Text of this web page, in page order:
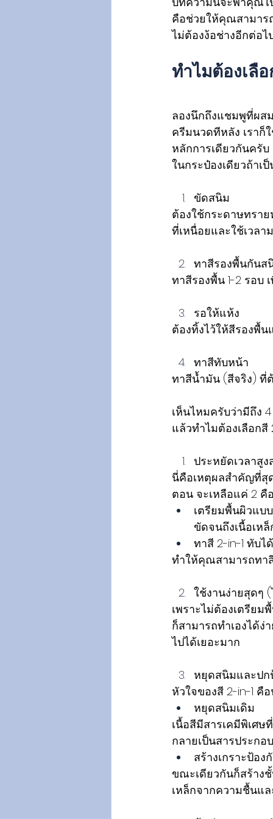
คือช่วยให้คุณสามาร
ไม่ต้องง้อช่างอีกต่อ
ทำไมต้องเลื
ลองนึกถึงแชมพูที่ผส
ครีมนวดทีหลัง เราก็
หลักการเดียวกันครั
ในกระป๋องเดียวถ้า
ขัดสนิม
ต้องใช้กระดาษทรา
ที่เหนื่อยและใช้เวลา
ทาสีรองพื้นกัน
ทาสีรองพื้น 1-2 รอบ
รอให้แห้ง
ต้องทิ้งไว้ให้สีรองพื้
ทาสีทับหน้า
ทาสีน้ำมัน (สีจริง) ที่
เห็นไหมครับว่ามีถึง
แล้วทำไมต้องเลือก
ประหยัดเวลาสู
นี่คือเหตุผลสำคัญที่สุ
ตอน จะเหลือแค่ 2 คื
เตรียมพื้นผิวแบ
ขัดจนถึงเนื้อเห
ทาสี 2-in-1 ทับไ
ทำให้คุณสามารถทา
ใช้งานง่ายสุดๆ
เพราะไม่ต้องเตรีย
ก็สามารถทำเองได้ง่
ไปได้เยอะมาก
หยุดสนิมและปก
หัวใจของสี 2-in-1 คื
หยุดสนิมเดิม
เนื้อสีมีสารเคมีพิเศ
กลายเป็นสารประก
สร้างเกราะป้อง
ขณะเดียวกันก็สร้าง
เหล็กจากความชื้นแ